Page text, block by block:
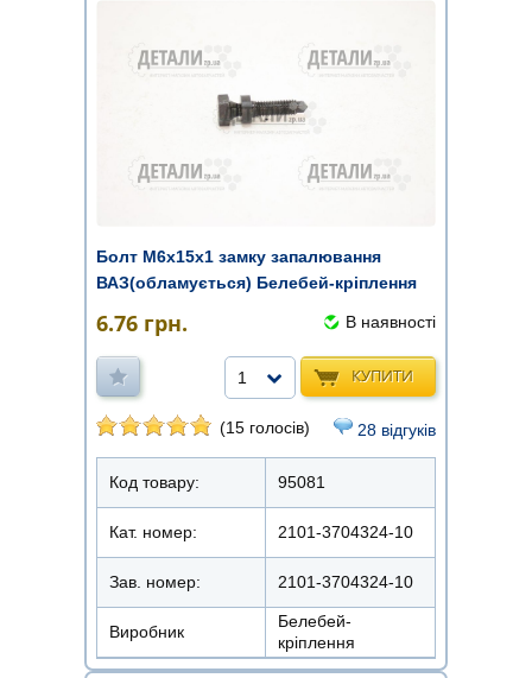
Болт М6х15х1 замку запалювання
ВАЗ(обламується) Белебей-кріплення
6.76 грн. В наявності
КУПИТИ
1
(15 голосів) 28 відгуків
Код товару: 95081
Кат. номер: 2101-3704324-10
Зав. номер: 2101-3704324-10
Виробник
Белебей-
кріплення